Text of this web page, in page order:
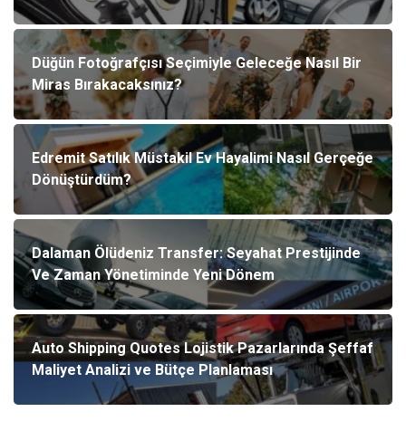
Düğün Fotoğrafçısı Seçimiyle Geleceğe Nasıl Bir
Miras Bırakacaksınız?
Edremit Satılık Müstakil Ev Hayalimi Nasıl Gerçeğe
Dönüştürdüm?
Dalaman Ölüdeniz Transfer: Seyahat Prestijinde
Ve Zaman Yönetiminde Yeni Dönem
Auto Shipping Quotes Lojistik Pazarlarında Şeffaf
Maliyet Analizi ve Bütçe Planlaması